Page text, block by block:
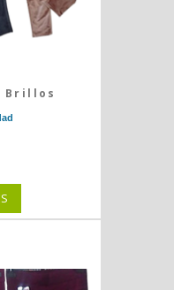
Brillos